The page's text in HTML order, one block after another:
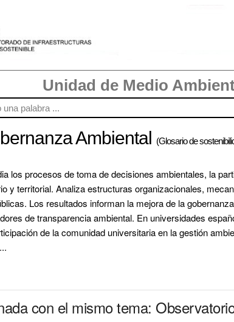
Unidad de Medio
Ambiental (Glosario de
los procesos de toma de decisiones ambientales, la
y territorial. Analiza estructuras organizacionales,
Los resultados informan la mejora de la
de transparencia ambiental. En universidades
de la comunidad universitaria en la gestión
con el mismo tema: